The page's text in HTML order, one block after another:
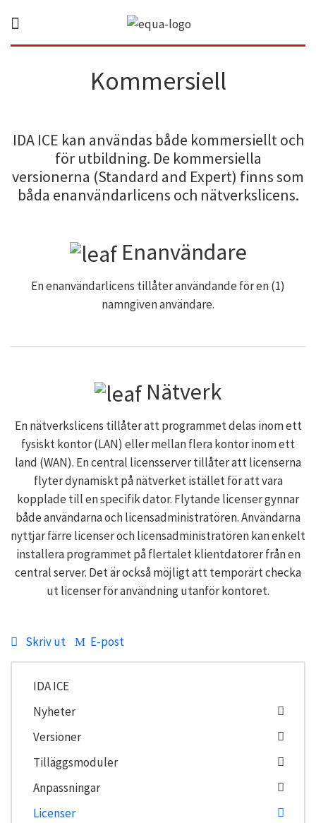
Kommersiell
IDA ICE kan användas både kommersiellt och
för utbildning. De kommersiella
versionerna (Standard and Expert) finns som
båda enanvändarlicens och nätverkslicens.
Enanvändare
En enanvändarlicens tillåter användande för en (1)
namngiven användare.
Nätverk
En nätverkslicens tillåter att programmet delas inom ett
fysiskt kontor (LAN) eller mellan flera kontor inom ett
land (WAN). En central licensserver tillåter att licenserna
flyter dynamiskt på nätverket istället för att vara
kopplade till en specifik dator. Flytande licenser gynnar
både användarna och licensadministratören. Användarna
nyttjar färre licenser och licensadministratören kan enkelt
installera programmet på flertalet klientdatorer från en
central server. Det är också möjligt att temporärt checka
ut licenser för användning utanför kontoret.
Skriv ut E-post
IDA ICE
Nyheter
Versioner
Tilläggsmoduler
Anpassningar
Licenser